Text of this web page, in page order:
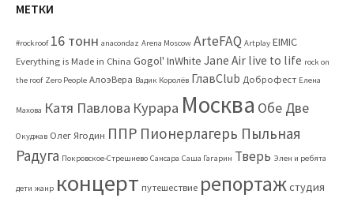
МЕТКИ
#rockroof 16 тонн anacondaz Arena Moscow ArteFAQ Artplay EIMIC
Everything is Made in China Gogol' InWhite Jane Air live to life rock on
the roof Zero People АлоэВера Вадик Королёв ГлавClub Доброфест Елена
Махова Катя Павлова Курара Москва Обе Две
Окуджав Олег Ягодин ППР Пионерлагерь Пыльная
Радуга Покровское-Стрешнево Сансара Саша Гагарин Тверь Элен и ребята
дети жанр концерт путешествие репортажстудия